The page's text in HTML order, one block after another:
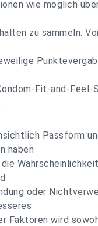
wie möglich
zu sammeln.
Fit-and-Feel-
Passform
haben
oder
Faktoren wird